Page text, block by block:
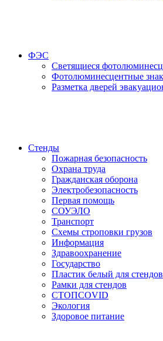
ФЭС
Светящиеся
Фотолюминесцентные
Разметка дверей
Стенды
Пожарная безопасность
Охрана труда
Гражданская оборона
Электробезопасность
Первая помощь
СОУЭЛО
Транспорт
Схемы строповки грузов
Информация
Здравоохранение
Государство
Пластик белый для стендов
Рамки для стендов
СТОПCOVID
Экология
Здоровое питание